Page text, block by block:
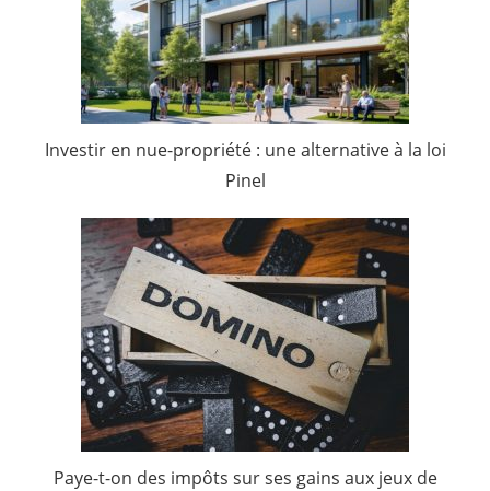
Investir en nue-propriété : une alternative à la loi
Pinel
Paye-t-on des impôts sur ses gains aux jeux de